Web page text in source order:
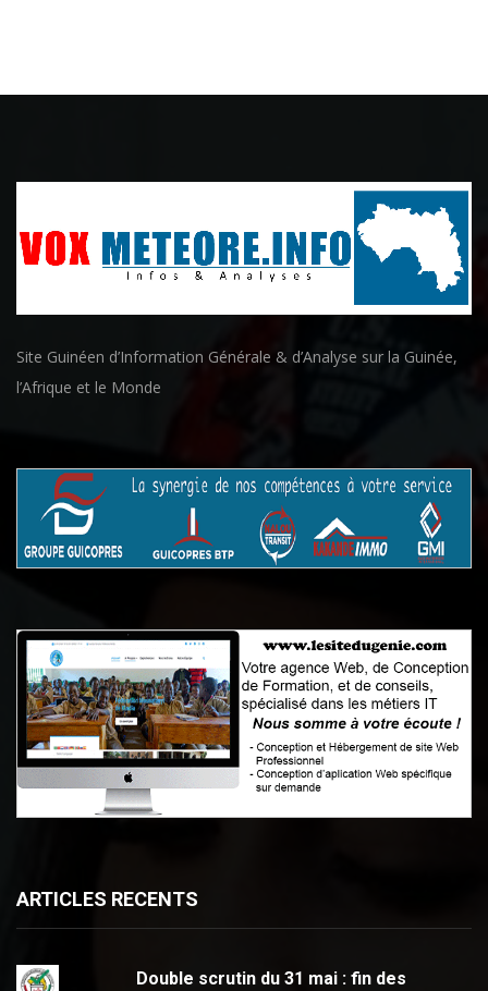
Site Guinéen d’Information Générale & d’Analyse sur la Guinée,
l’Afrique et le Monde
ARTICLES RECENTS
Double scrutin du 31 mai : fin des